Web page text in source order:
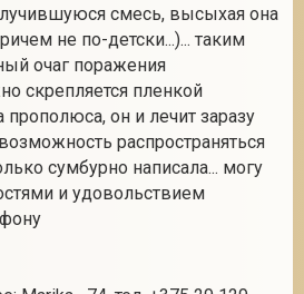
смесь, высыхая она
не по-детски...)... таким
очаг поражения
скрепляется пленкой
прополюса, он и лечит заразу
распространяться
сумбурно написала... могу
и удовольствием